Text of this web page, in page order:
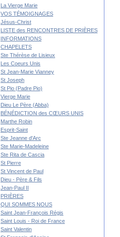
La Vierge Marie
VOS TÉMOIGNAGES
Jésus-Christ
LISTE des RENCONTRES DE PRIÈRES
INFORMATIONS
CHAPELETS
Ste Thérèse de Lisieux
Les Coeurs Unis
St Jean-Marie Vianney
St Joseph
St Pio (Padre Pio)
Vierge Marie
Dieu Le Père (Abba)
BÉNÉDICTION des CŒURS UNIS
Marthe Robin
Esprit-Saint
Ste Jeanne d'Arc
Ste Marie-Madeleine
Ste Rita de Cascia
St Pierre
St Vincent de Paul
Dieu - Père & Fils
Jean-Paul II
PRIÈRES
QUI SOMMES NOUS
Saint Jean-François Régis
Saint Louis - Roi de France
Saint Valentin